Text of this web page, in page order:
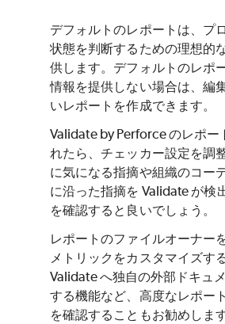
デフォルトのレポートは、プ
状態を判断するための理想的
供します。デフォルトのレポ
情報を提供しない場合は、編
いレポートを作成できます。
Validate by Perforceのレポー
れたら、チェッカー設定を調
に気になる指摘や組織のコー
に沿った指摘を Validate が検
を確認すると良いでしょう。
レポートのファイルオーナー
メトリックをカスタマイズす
Validateへ独自の外部ドキュ
する機能など、高度なレポー
を確認することもお勧めしま